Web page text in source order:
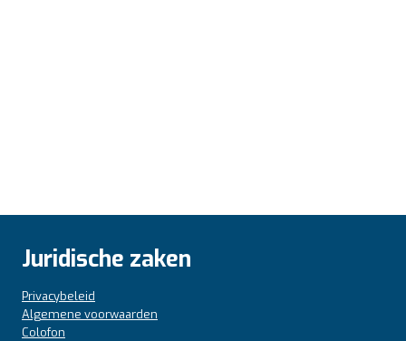
Juridische zaken
Privacybeleid
Algemene voorwaarden
Colofon